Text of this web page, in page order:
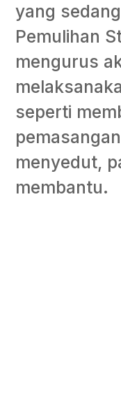
yang
Pemulihan
mengurus
seperti
menyedut,
membantu.